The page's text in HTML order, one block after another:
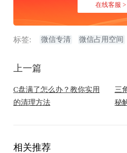
在线客服 >
标签: 微信专清 微信占用空间
上一篇
C盘满了怎么办？教你实用
的清理方法
三
秘
相关推荐